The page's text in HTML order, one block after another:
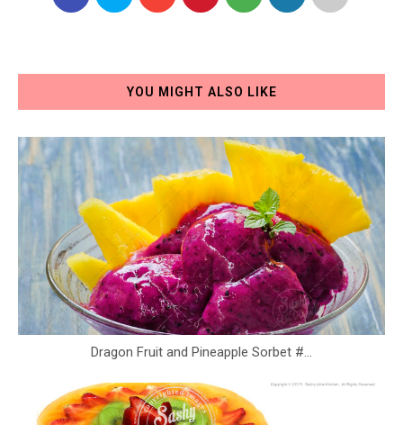
YOU MIGHT ALSO LIKE
Dragon Fruit and Pineapple Sorbet #...